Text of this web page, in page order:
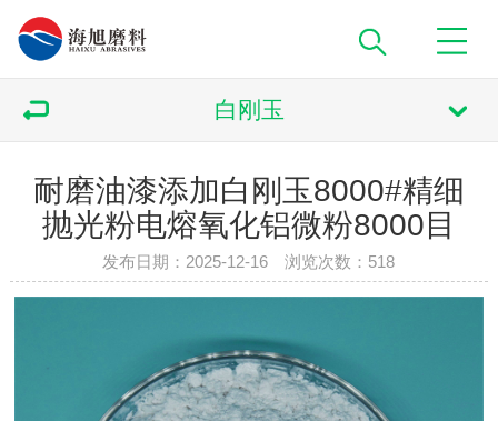
白刚玉
耐磨油漆添加白刚玉8000#精细
抛光粉电熔氧化铝微粉8000目
发布日期：2025-12-16 浏览次数： 518